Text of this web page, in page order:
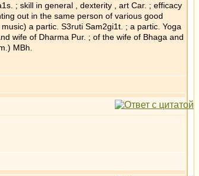
; skill in general , dexterity , art Car. ; efficacy
out in the same person of various good
a partic. S3ruti Sam2gi1t. ; a partic. Yoga
wife of Dharma Pur. ; of the wife of Bhaga and
MBh.